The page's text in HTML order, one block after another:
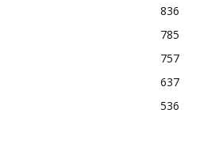
836
785
757
637
536